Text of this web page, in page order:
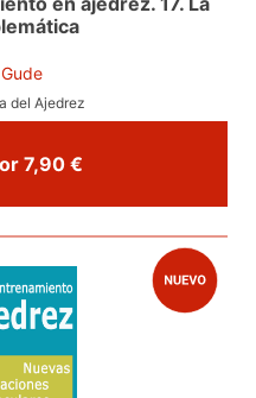
del Ajedrez
Comprar por 7,90 €